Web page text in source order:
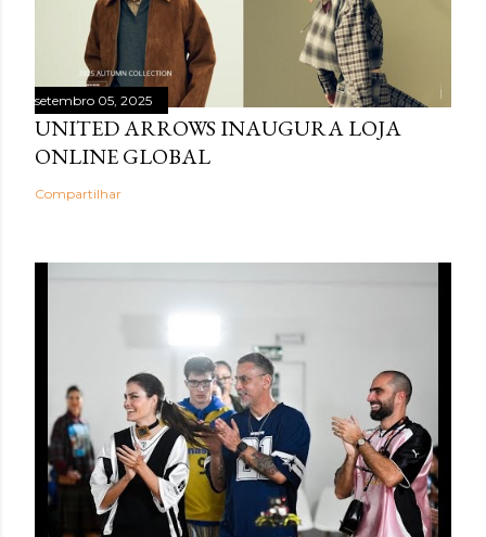
setembro 05, 2025
UNITED ARROWS INAUGURA LOJA
ONLINE GLOBAL
Compartilhar